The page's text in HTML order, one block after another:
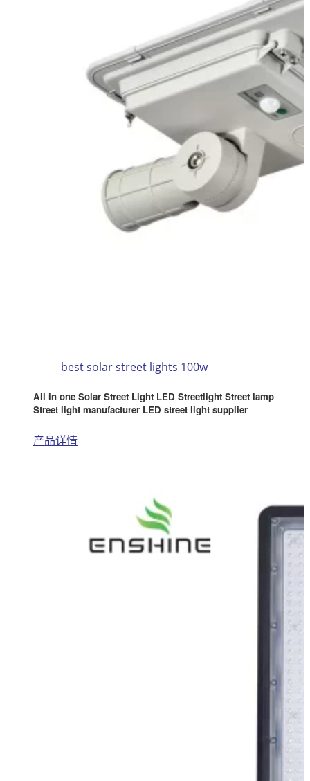
best solar street lights 100w
All in one Solar Street Light LED Streetlight Street lamp
Street light manufacturer LED street light supplier
产品详情